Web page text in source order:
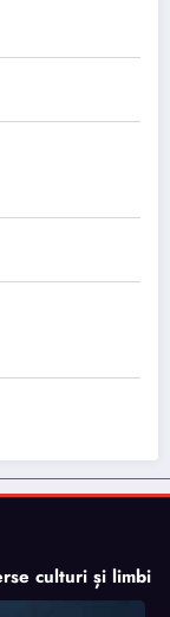
culturi și limbi